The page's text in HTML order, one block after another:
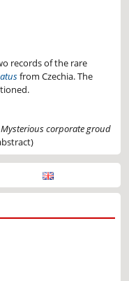
records of the rare
from Czechia. The
Mysterious corporate groud